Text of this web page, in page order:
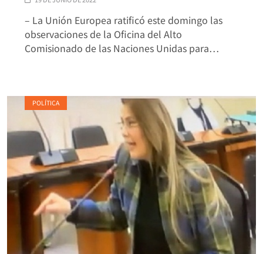
– La Unión Europea ratificó este domingo las
observaciones de la Oficina del Alto
Comisionado de las Naciones Unidas para…
POLÍTICA